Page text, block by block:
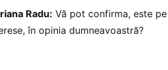
Radu: Vă pot confirma, este
în opinia dumneavoastră?